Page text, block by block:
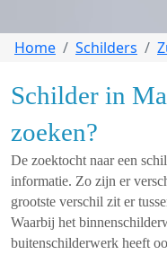
Home Schilders
Schilder in
zoeken?
De zoektocht naar een
informatie. Zo zijn er
grootste verschil zit er
Waarbij het
buitenschilderwerk heeft